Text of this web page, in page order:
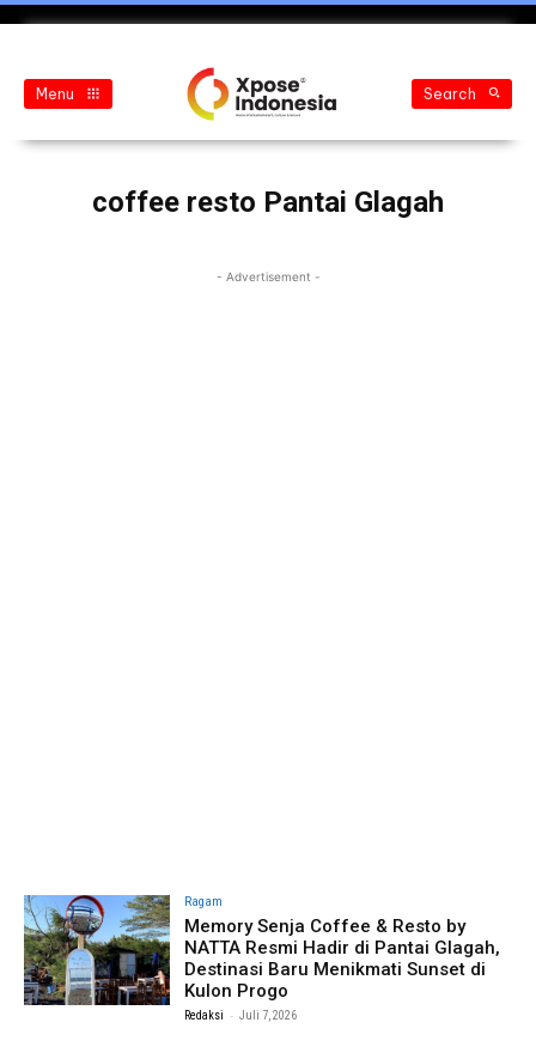
Menu Search
coffee resto Pantai Glagah
- Advertisement -
Ragam
Memory Senja Coffee & Resto by
NATTA Resmi Hadir di Pantai Glagah,
Destinasi Baru Menikmati Sunset di
Kulon Progo
Redaksi - Juli 7, 2026